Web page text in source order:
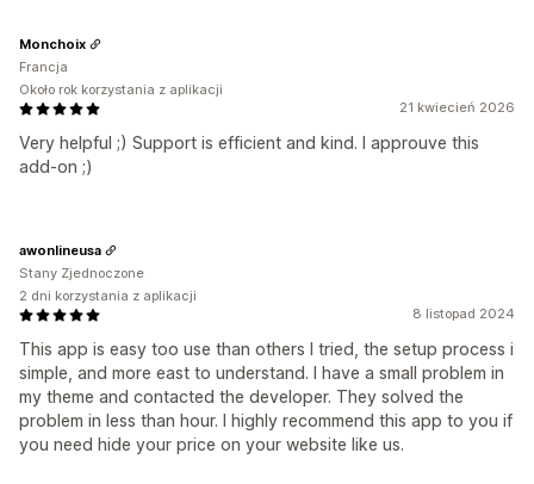
21 kwiecień 2026
Very helpful ;) Support is efficient and kind. I approuve this
add-on ;)
Monchoix
Francja
Około rok korzystania z aplikacji
8 listopad 2024
This app is easy too use than others I tried, the setup process i
simple, and more east to understand. I have a small problem in
my theme and contacted the developer. They solved the
problem in less than hour. I highly recommend this app to you if
you need hide your price on your website like us.
awonlineusa
Stany Zjednoczone
2 dni korzystania z aplikacji